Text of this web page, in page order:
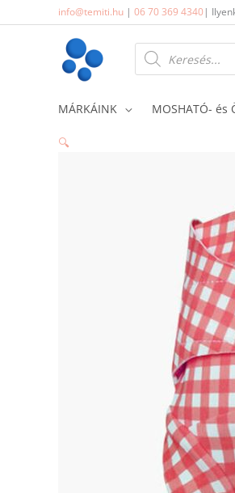
to
info@temiti.hu | 06 70 369 4340|
Products
search
MÁRKÁINK MOSHATÓ- és
🔍